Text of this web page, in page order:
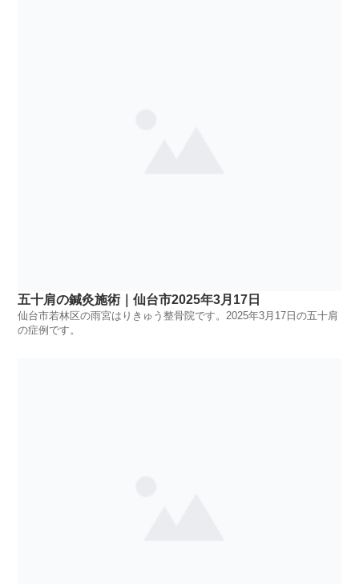
五十肩の鍼灸施術｜仙台市2025年3月17日
仙台市若林区の雨宮はりきゅう整骨院です。2025年3月17日の五十肩
の症例です。